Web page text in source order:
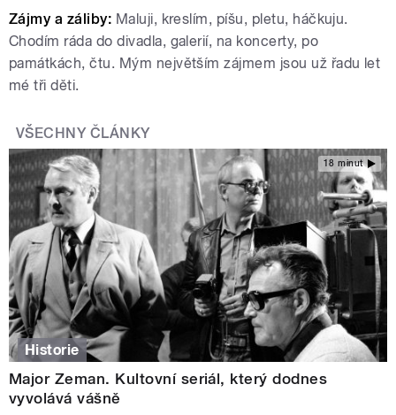
Zájmy a záliby: Maluji, kreslím, píšu, pletu, háčkuju.
Chodím ráda do divadla, galerií, na koncerty, po
památkách, čtu. Mým největším zájmem jsou už řadu let
mé tři děti.
VŠECHNY ČLÁNKY
18 minut
Historie
Major Zeman. Kultovní seriál, který dodnes
vyvolává vášně